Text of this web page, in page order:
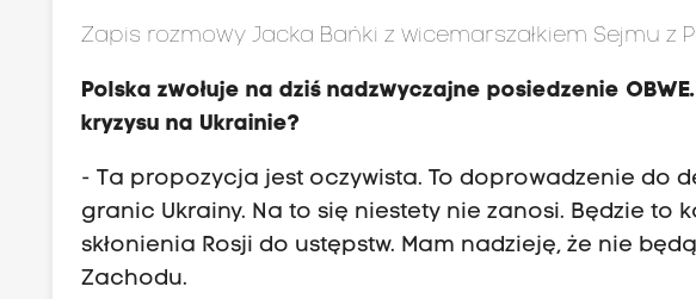
Zapis rozmowy Jacka Bańki z wicemarszałkiem Sejmu z
Polska zwołuje na dziś nadzwyczajne posiedzenie
kryzysu na Ukrainie?
- Ta propozycja jest oczywista. To doprowadzenie do
granic Ukrainy. Na to się niestety nie zanosi. Będzie
skłonienia Rosji do ustępstw. Mam nadzieję, że nie
Zachodu.